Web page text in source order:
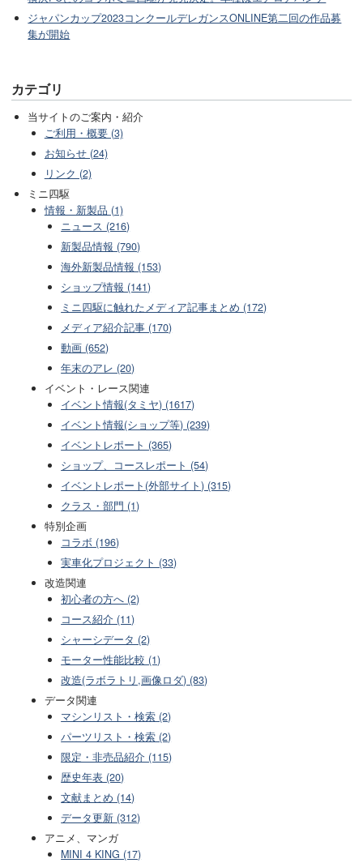
ジャパンカップ2023コンクールデレガンスONLINE第二回の作品募
集が開始
カテゴリ
当サイトのご案内・紹介
ご利用・概要 (3)
お知らせ (24)
リンク (2)
ミニ四駆
情報・新製品 (1)
ニュース (216)
新製品情報 (790)
海外新製品情報 (153)
ショップ情報 (141)
ミニ四駆に触れたメディア記事まとめ (172)
メディア紹介記事 (170)
動画 (652)
年末のアレ (20)
イベント・レース関連
イベント情報(タミヤ) (1617)
イベント情報(ショップ等) (239)
イベントレポート (365)
ショップ、コースレポート (54)
イベントレポート(外部サイト) (315)
クラス・部門 (1)
特別企画
コラボ (196)
実車化プロジェクト (33)
改造関連
初心者の方へ (2)
コース紹介 (11)
シャーシデータ (2)
モーター性能比較 (1)
改造(ラボラトリ,画像ロダ) (83)
データ関連
マシンリスト・検索 (2)
パーツリスト・検索 (2)
限定・非売品紹介 (115)
歴史年表 (20)
文献まとめ (14)
データ更新 (312)
アニメ、マンガ
MINI 4 KING (17)